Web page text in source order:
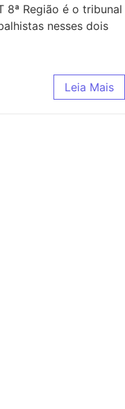
8ª Região é o tribunal
nesses dois
Leia Mais